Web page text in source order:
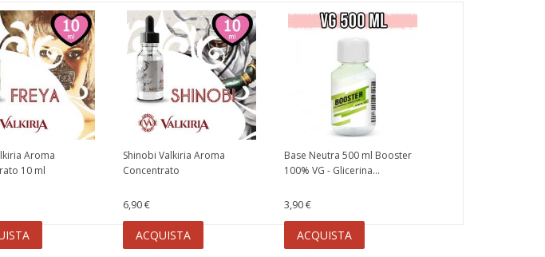
Aroma
10 ml
Shinobi Valkiria Aroma
Concentrato
6,90 €
ACQUISTA
Base Neutra 500 ml Booster
100% VG - Glicerina...
3,90 €
ACQUISTA